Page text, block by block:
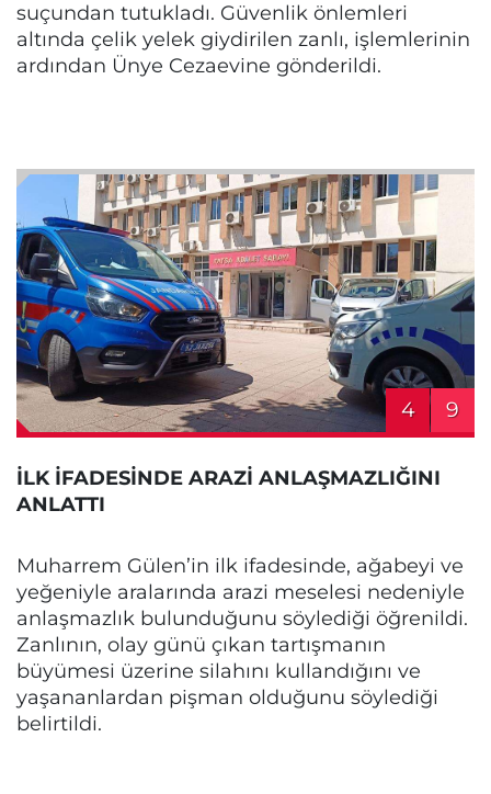
suçundan tutukladı. Güvenlik önlemleri
altında çelik yelek giydirilen zanlı, işlemlerinin
ardından Ünye Cezaevine gönderildi.
4 9
İLK İFADESİNDE ARAZİ ANLAŞMAZLIĞINI
ANLATTI
Muharrem Gülen’in ilk ifadesinde, ağabeyi ve
yeğeniyle aralarında arazi meselesi nedeniyle
anlaşmazlık bulunduğunu söylediği öğrenildi.
Zanlının, olay günü çıkan tartışmanın
büyümesi üzerine silahını kullandığını ve
yaşananlardan pişman olduğunu söylediği
belirtildi.